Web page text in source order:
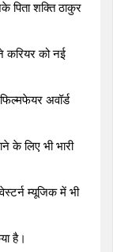
पिता शक्ति ठाकुर
को नई
अवॉर्ड
के लिए भी भारी
म्यूजिक में भी
है।